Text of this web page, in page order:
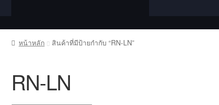
หน้าแรก
Shop
หน้าหลัก สินค้าที่มีป้ายกำกับ “RN-LN”
RN-LN